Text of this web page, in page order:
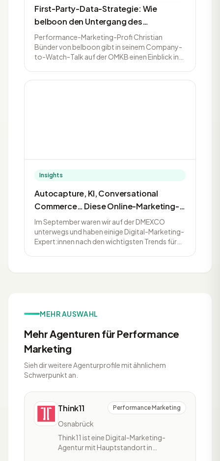
First-Party-Data-Strategie: Wie
belboon den Untergang des
Performance-Marketing verhindert.
Christian Bünder im Talk
Performance-Marketing-Profi Christian
Bünder von belboon gibt in seinem Company-
to-Watch-Talk auf der OMKB einen Einblick in
Insights
Autocapture, KI, Conversational
Commerce… Diese Online-Marketing-
Trends darfst du 2023 nicht
verpassen! 5 Expert:innen klären auf
Im September waren wir auf der DMEXCO
unterwegs und haben einige Digital-Marketing-
Expert:innen nach den wichtigsten Trends für
MEHR AUSWAHL
Mehr Agenturen für Performance
Marketing
Sieh dir weitere Agenturprofile mit ähnlichem
Schwerpunkt an.
Think11 Performance Marketing
Osnabrück
Think11 ist eine Digital-Marketing-
Agentur mit Hauptstandort in